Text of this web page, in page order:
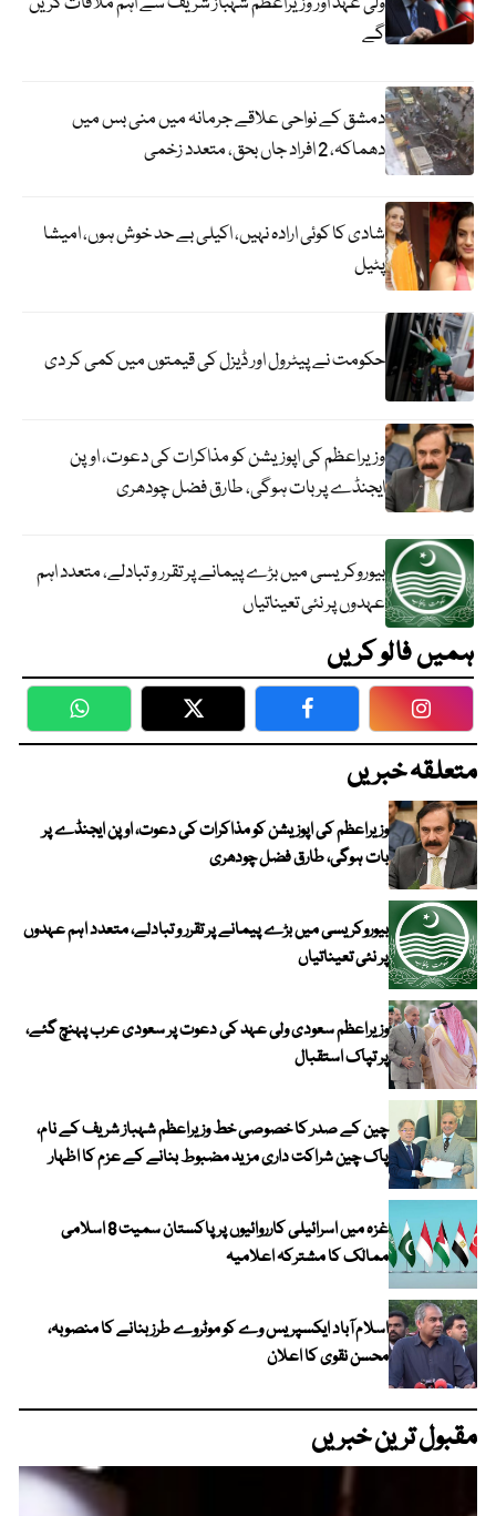
گے
دمشق کے نواحی علاقے جرمانہ میں منی بس میں
دھماکہ، 2 افراد جاں بحق، متعدد زخمی
شادی کا کوئی ارادہ نہیں، اکیلی بے حد خوش ہوں، امیشا
پٹیل
حکومت نے پیٹرول اور ڈیزل کی قیمتوں میں کمی کر دی
وزیراعظم کی اپوزیشن کو مذاکرات کی دعوت، اوپن
ایجنڈے پر بات ہوگی، طارق فضل چودھری
بیوروکریسی میں بڑے پیمانے پر تقرر و تبادلے، متعدد اہم
عہدوں پر نئی تعیناتیاں
ہمیں فالو کریں
WhatsApp Twitter Facebook
متعلقہ خبریں
وزیراعظم کی اپوزیشن کو مذاکرات کی دعوت، اوپن ایجنڈے پر
بات ہوگی، طارق فضل چودھری
بیوروکریسی میں بڑے پیمانے پر تقرر و تبادلے، متعدد اہم عہدوں
پر نئی تعیناتیاں
وزیراعظم سعودی ولی عہد کی دعوت پر سعودی عرب پہنچ گئے،
پر تپاک استقبال
چین کے صدر کا خصوصی خط وزیراعظم شہباز شریف کے نام،
پاک چین شراکت داری مزید مضبوط بنانے کے عزم کا اظہار
غزہ میں اسرائیلی کارروائیوں پر پاکستان سمیت 8 اسلامی
ممالک کا مشترکہ اعلامیہ
اسلام آباد ایکسپریس وے کو موٹروے طرز بنانے کا منصوبہ،
محسن نقوی کا اعلان
مقبول ترین خبریں